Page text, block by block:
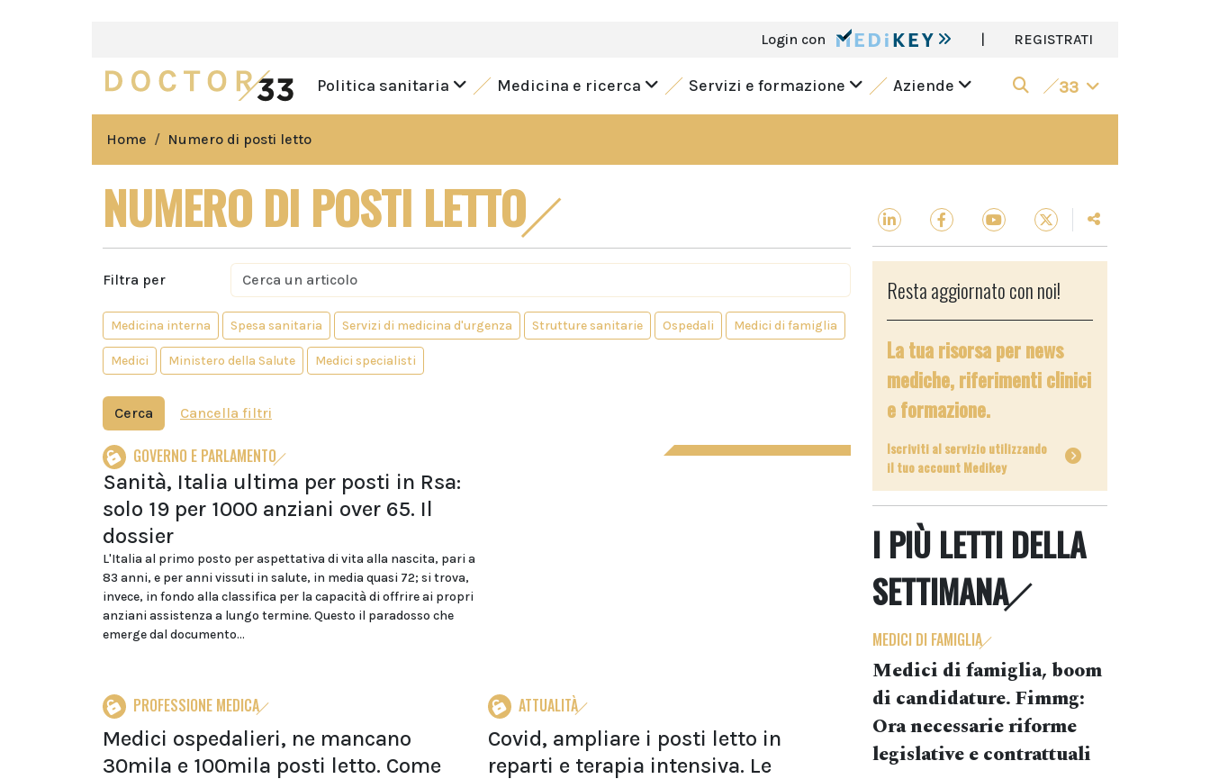
Login con | REGISTRATI
Politica sanitaria Medicina e ricerca Servizi e formazione Aziende 33
Home Numero di posti letto
NUMERO DI POSTI LETTO
Filtra per
Medicina interna Spesa sanitaria Servizi di medicina d'urgenza Strutture sanitarie Ospedali Medici di famiglia
Medici Ministero della Salute Medici specialisti
Cerca Cancella filtri
GOVERNO E PARLAMENTO
Sanità, Italia ultima per posti in Rsa:
solo 19 per 1000 anziani over 65. Il
dossier
L'Italia al primo posto per aspettativa di vita alla nascita, pari a
83 anni, e per anni vissuti in salute, in media quasi 72; si trova,
invece, in fondo alla classifica per la capacità di offrire ai propri
anziani assistenza a lungo termine. Questo il paradosso che
emerge dal documento...
PROFESSIONE MEDICA
Medici ospedalieri, ne mancano
30mila e 100mila posti letto. Come
ATTUALITÀ
Covid, ampliare i posti letto in
reparti e terapia intensiva. Le
Resta aggiornato con noi!
La tua risorsa per news
mediche, riferimenti clinici
e formazione.
Iscriviti al servizio utilizzando
il tuo account Medikey
I PIÙ LETTI DELLA
SETTIMANA
MEDICI DI FAMIGLIA
Medici di famiglia, boom
di candidature. Fimmg:
Ora necessarie riforme
legislative e contrattuali